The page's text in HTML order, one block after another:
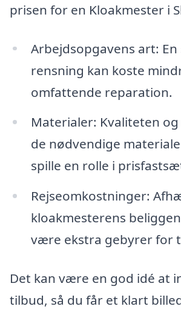
prisen for en Kloakmester i
Arbejdsopgavens art: En
rensning kan koste
omfattende reparation.
Materialer: Kvaliteten
de nødvendige
spille en rolle i
Rejseomkostninger:
kloakmesterens
være ekstra gebyrer for
Det kan være en god idé at
tilbud, så du får et klart